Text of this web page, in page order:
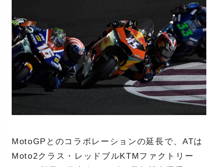
MotoGPとのコラボレーションの延長で、ATは
Moto2クラス・レッドブルKTMファクトリー